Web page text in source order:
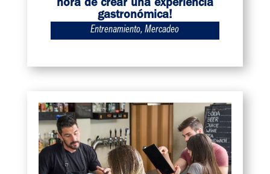
hora de crear una experiencia
gastronómica!
Entrenamiento,Mercadeo